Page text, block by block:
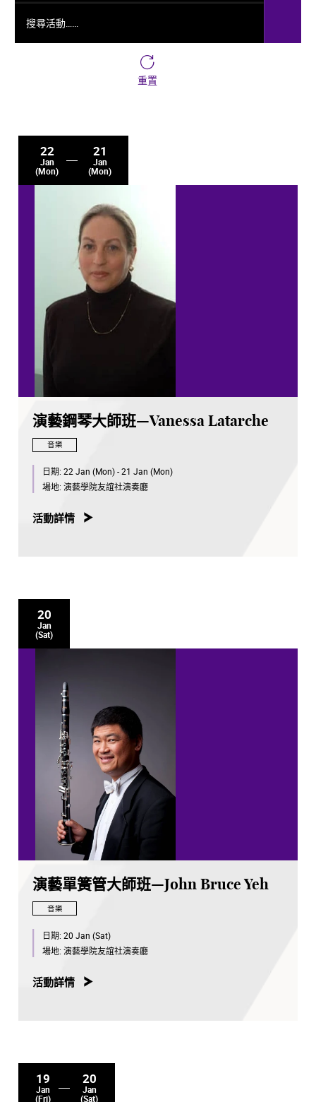
重置
22
Jan
(Mon)
21
Jan
(Mon)
演藝鋼琴大師班—Vanessa Latarche
音樂
日期: 22 Jan (Mon) - 21 Jan (Mon)
場地: 演藝學院友誼社演奏廳
活動詳情
20
Jan
(Sat)
演藝單簧管大師班—John Bruce Yeh
音樂
日期: 20 Jan (Sat)
場地: 演藝學院友誼社演奏廳
活動詳情
19
Jan
(Fri)
20
Jan
(Sat)